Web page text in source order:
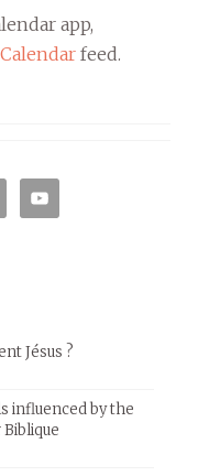
app,
feed.
Jésus ?
influenced by the